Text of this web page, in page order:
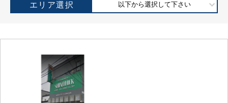
エリア選択 以下から選択して下さい